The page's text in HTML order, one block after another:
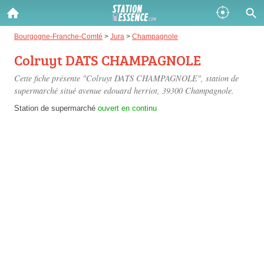
Bourgogne-Franche-Comté > Jura > Champagnole
Colruyt DATS CHAMPAGNOLE
Cette fiche présente "Colruyt DATS CHAMPAGNOLE", station de
supermarché situé avenue edouard herriot, 39300 Champagnole.
Station de supermarché ouvert en continu
Gazole :
Disponible Épuisé
SP 98 :
Disponible